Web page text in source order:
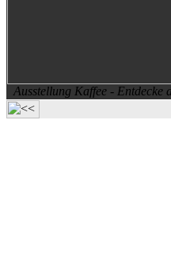
Ausstellung Kaffee - Entdecke